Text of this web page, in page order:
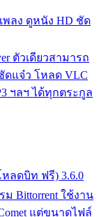
พลง ดูหนัง HD ชัด
ตัวเดียวสามารถ
ดแจ๋ว โหลด VLC
ฯลฯ ได้ทุกตระกูล
หลดบิท ฟรี) 3.6.0
Bittorrent ใช้งาน
แต่ขนาดไฟล์